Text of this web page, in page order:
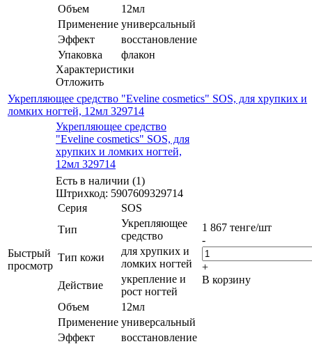
Объем
12мл
Применение универсальный
Эффект
восстановление
Упаковка
флакон
Характеристики
Отложить
Укрепляющее средство "Eveline cosmetics" SOS, для хрупких и
ломких ногтей, 12мл 329714
Быстрый
просмотр
Укрепляющее средство
"Eveline cosmetics" SOS, для
хрупких и ломких ногтей,
12мл 329714
Есть в наличии (1)
Штрихкод: 5907609329714
Серия
SOS
Тип
Укрепляющее
средство
Тип кожи
для хрупких и
ломких ногтей
Действие
укрепление и
рост ногтей
Объем
12мл
Применение универсальный
Эффект
восстановление
1 867 тенге/шт
-
+
В корзину